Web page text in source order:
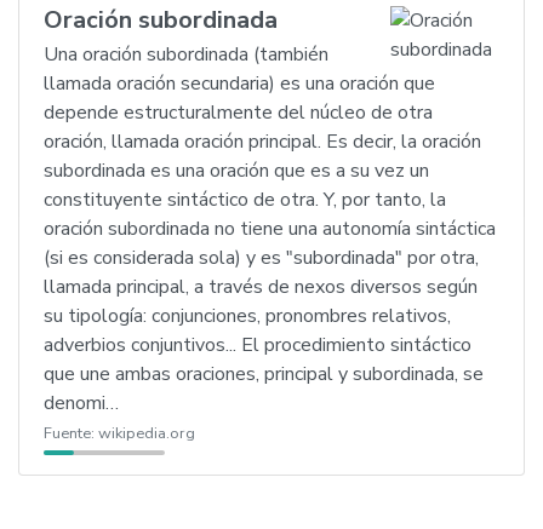
Oración subordinada
Una oración subordinada (también
llamada oración secundaria) es una oración que
depende estructuralmente del núcleo de otra
oración, llamada oración principal. Es decir, la oración
subordinada es una oración que es a su vez un
constituyente sintáctico de otra. Y, por tanto, la
oración subordinada no tiene una autonomía sintáctica
(si es considerada sola) y es "subordinada" por otra,
llamada principal, a través de nexos diversos según
su tipología: conjunciones, pronombres relativos,
adverbios conjuntivos... El procedimiento sintáctico
que une ambas oraciones, principal y subordinada, se
denomi…
Fuente: wikipedia.org